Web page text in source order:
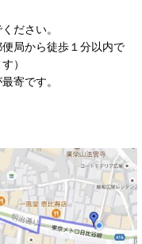
ださい。
局から徒歩１分以内で
）
寄です。